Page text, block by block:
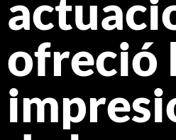
ofreció